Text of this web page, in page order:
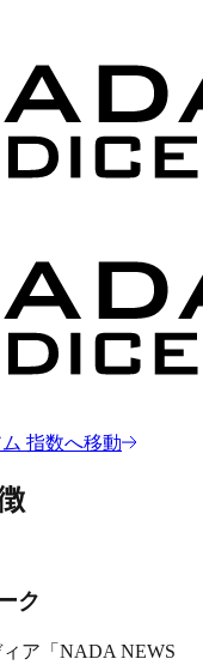
指数へ移動
ク
ア「NADA NEWS